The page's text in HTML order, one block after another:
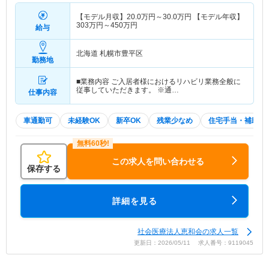
給与
【モデル月収】 20.0万円～30.0万円 【モデル年収】
303万円～450万円
勤務地
北海道 札幌市豊平区
仕事内容
■業務内容 ご入居者様におけるリハビリ業務全般に
従事していただきます。 ※通…
車通勤可 未経験OK 新卒OK 残業少なめ 住宅手当・補助
保存する
この求人を問い合わせる
詳細を見る
社会医療法人恵和会の求人一覧
更新日：2026/05/11 求人番号：9119045